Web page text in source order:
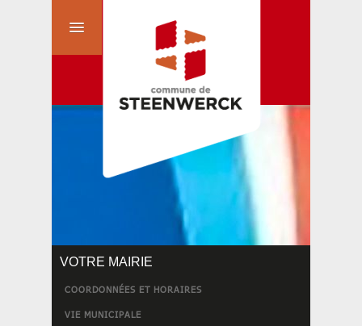
VOTRE MAIRIE
COORDONNÉES ET HORAIRES
VIE MUNICIPALE